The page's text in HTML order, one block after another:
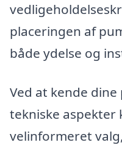
placeringen af
både ydelse og
Ved at kende
tekniske
velinformeret